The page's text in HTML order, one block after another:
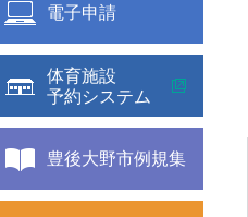
電子申請
体育施設
予約システム
豊後大野市例規集